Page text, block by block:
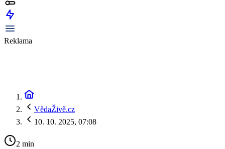
Reklama
VědaŽivě.cz
10. 10. 2025, 07:08
2 min